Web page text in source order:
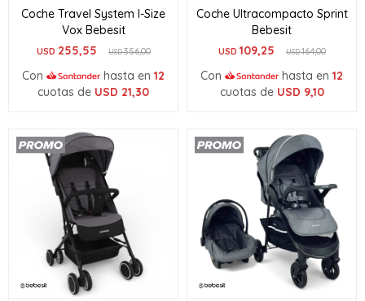
Coche Travel System I-Size
Vox Bebesit
USD 255,55 USD356,00
Con hasta en 12
cuotas de USD 21,30
Coche Ultracompacto Sprint
Bebesit
USD 109,25 USD164,00
Con hasta en 12
cuotas de USD 9,10